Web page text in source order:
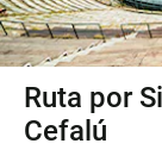
Ruta por
Cefalú